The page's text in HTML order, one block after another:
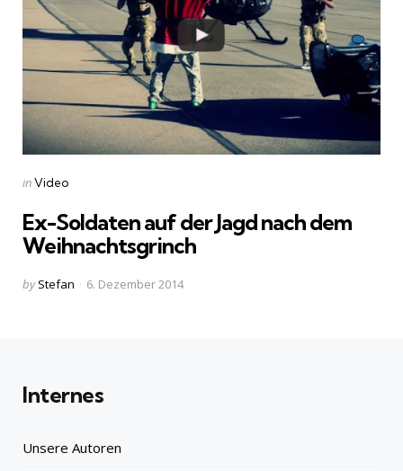
Categories
Posted
inVideo
Ex-Soldaten auf der Jagd nach dem
Weihnachtsgrinch
Posted
by Stefan 6. Dezember 2014
Internes
Unsere Autoren